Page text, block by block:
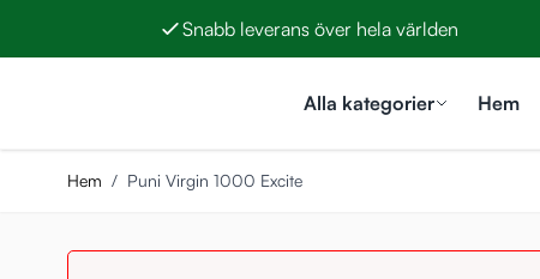
Snabb leverans över hela världen
Alla kategorier
Hem
Hem / Puni Virgin 1000 Excite